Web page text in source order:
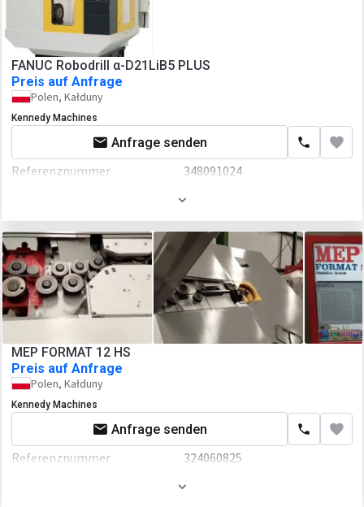
FANUC Robodrill α-D21LiB5 PLUS
Preis auf Anfrage
Polen, Kałduny
Kennedy Machines
Anfrage senden
Referenznummer
348091024
2022
MEP FORMAT 12 HS
Preis auf Anfrage
Polen, Kałduny
Kennedy Machines
Anfrage senden
Referenznummer
324060825
2006